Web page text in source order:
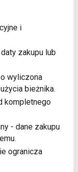
i
zakupu lub
wyliczona
bieżnika.
kompletnego
- dane zakupu
ogranicza